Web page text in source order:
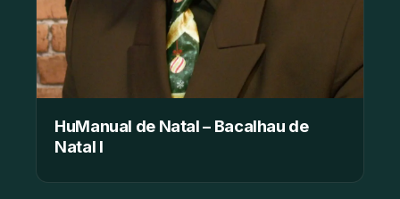
HuManual de Natal – Bacalhau de
Natal I